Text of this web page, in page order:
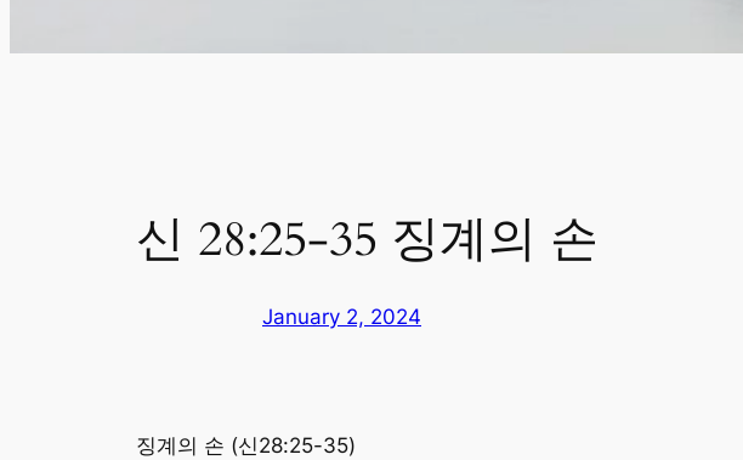
신 28:25-35 징계의 손
January 2, 2024
징계의 손 (신28:25-35)